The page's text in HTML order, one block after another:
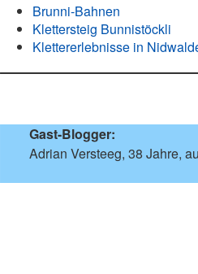
Brunni-Bahnen
Klettersteig Bunnistöckli
Klettererlebnisse in
Gast-Blogger:
Adrian Versteeg, 38 Jahre,